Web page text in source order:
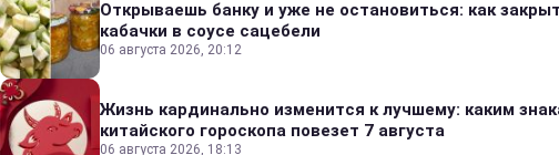
Открываешь банку и уже не остановиться: как
кабачки в соусе сацебели
06 августа 2026, 20:12
Жизнь кардинально изменится к лучшему: каким
китайского гороскопа повезет 7 августа
06 августа 2026, 18:13